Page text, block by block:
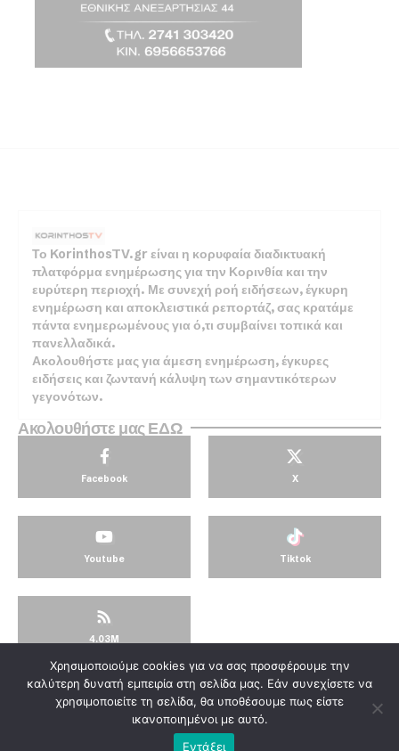
Το KorinthosTV.gr είναι η κορυφαία διαδικτυακή
πλατφόρμα ενημέρωσης για την Κορινθία και την
ευρύτερη περιοχή. Με συνεχή ροή ειδήσεων, έγκυρη
ενημέρωση και αποκλειστικά ρεπορτάζ, σας κρατάμε
πάντα ενημερωμένους για ό,τι συμβαίνει τοπικά και
πανελλαδικά.
Ακολουθήστε μας για άμεση ενημέρωση, έγκυρες
ειδήσεις και ζωντανή κάλυψη των σημαντικότερων
γεγονότων.
Ακολουθήστε μας ΕΔΩ
Facebook X
Youtube Tiktok
4.03M
© KorinthosTV @2025
Χρησιμοποιούμε cookies για να σας προσφέρουμε την
καλύτερη δυνατή εμπειρία στη σελίδα μας. Εάν συνεχίσετε να
χρησιμοποιείτε τη σελίδα, θα υποθέσουμε πως είστε
ικανοποιημένοι με αυτό.
Εντάξει